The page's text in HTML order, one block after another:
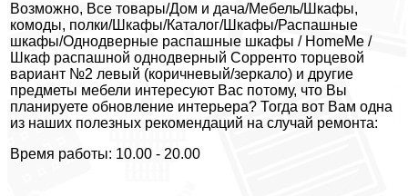
Возможно, Все товары/Дом и дача/Мебель/Шкафы,
комоды, полки/Шкафы/Каталог/Шкафы/Распашные
шкафы/Однодверные распашные шкафы / HomeMe /
Шкаф распашной однодверный Сорренто торцевой
вариант №2 левый (коричневый/зеркало) и другие
предметы мебели интересуют Вас потому, что Вы
планируете обновление интерьера? Тогда вот Вам одна
из наших полезных рекомендаций на случай ремонта:
Время работы: 10.00 - 20.00